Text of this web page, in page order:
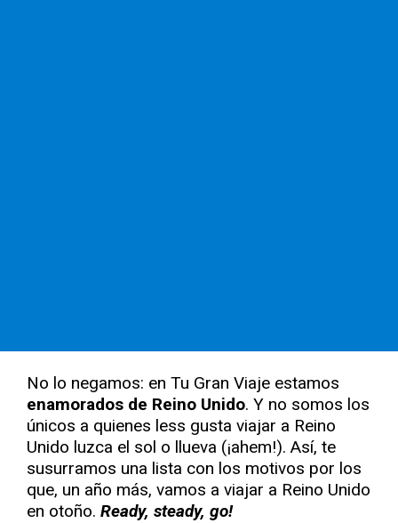
No lo negamos: en Tu Gran Viaje estamos
enamorados de Reino Unido. Y no somos los
únicos a quienes less gusta viajar a Reino
Unido luzca el sol o llueva (¡ahem!). Así, te
susurramos una lista con los motivos por los
que, un año más, vamos a viajar a Reino Unido
en otoño. Ready, steady, go!